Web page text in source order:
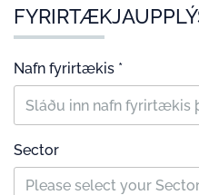
Nafn fyrirtækis *
Sector
Please select your